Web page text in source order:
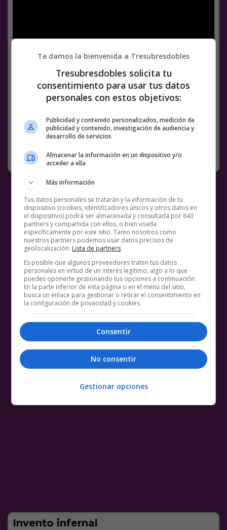
Facebook
Twitter
WhatsApp
Gmail
Meneame
Copy
Link
BS18 ORDENADOR PC POLLOS T REX VÍDEOS
COMENTARIOS
SIN CATEGORÍA 14 MAYO, 2020
Invento infernal
Te damos la bienvenida a Tresubresdobles
Tresubresdobles solicita tu
consentimiento para usar tus datos
personales con estos objetivos:
Publicidad y contenido personalizados, medición de
publicidad y contenido, investigación de audiencia y
desarrollo de servicios
Almacenar la información en un dispositivo y/o
acceder a ella
Más información
Tus datos personales se tratarán y la información de tu
dispositivo (cookies, identificadores únicos y otros datos en
el dispositivo) podrá ser almacenada y consultada por 643
partners y compartida con ellos, o bien usada
específicamente por este sitio. Tanto nosotros como
nuestros partners podemos usar datos precisos de
geolocalización. Lista de partners.
Es posible que algunos proveedores traten tus datos
personales en virtud de un interés legítimo, algo a lo que
puedes oponerte gestionando tus opciones a continuación.
En la parte inferior de esta página o en el menú del sitio,
busca un enlace para gestionar o retirar el consentimiento en
la configuración de privacidad y cookies.
Consentir
No consentir
Gestionar opciones